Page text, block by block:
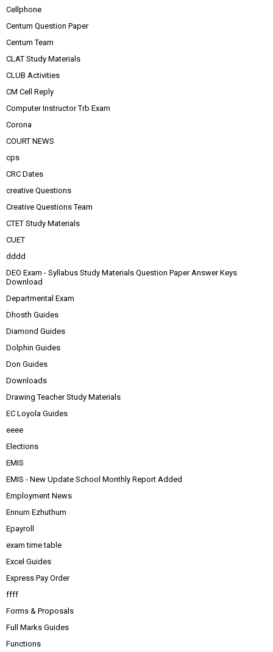
Cellphone
Centum Question Paper
Centum Team
CLAT Study Materials
CLUB Activities
CM Cell Reply
Computer Instructor Trb Exam
Corona
COURT NEWS
cps
CRC Dates
creative Questions
Creative Questions Team
CTET Study Materials
CUET
dddd
DEO Exam - Syllabus Study Materials Question Paper Answer Keys
Download
Departmental Exam
Dhosth Guides
Diamond Guides
Dolphin Guides
Don Guides
Downloads
Drawing Teacher Study Materials
EC Loyola Guides
eeee
Elections
EMIS
EMIS - New Update School Monthly Report Added
Employment News
Ennum Ezhuthum
Epayroll
exam time table
Excel Guides
Express Pay Order
ffff
Forms & Proposals
Full Marks Guides
Functions